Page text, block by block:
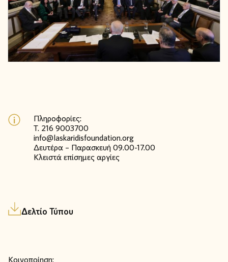
Πληροφορίες:
Τ. 216 9003700
info@laskaridisfoundation.org
Δευτέρα – Παρασκευή 09.00-17.00
Κλειστά επίσημες αργίες
Δελτίο Τύπου
Κοινοποίηση: